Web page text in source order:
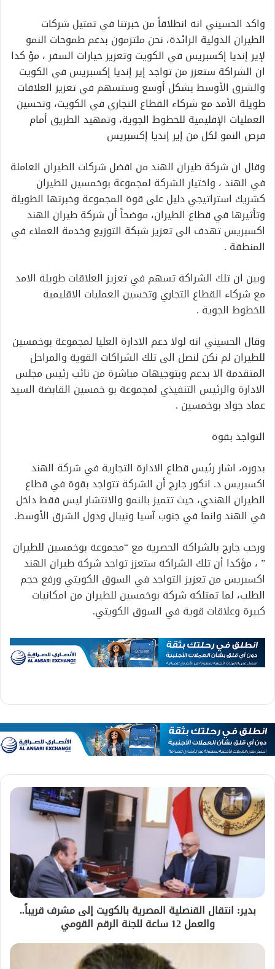
واكد الحسيني انه انطلاقاً من خبرتنا في تمثيل شركات
الطيران الدولية الرائدة، نحن ملتزمون بدعم طموحات النمو
لإير إنديا إكسبريس في الكويت وتعزيز خيارات السفر ، مؤ كدا
ان الشراكة ستعزز من تواجد إير إنديا إكسبريس في الكويت
والشرق الأوسط بشكل أوسع وستسهم في تعزيز العلاقات
طويلة الأمد مع شركاء القطاع التجاري في الكويت، وتحسين
العمليات الإقليمية للخطوط الجوية، وتمهيد الطريق أمام
فرص النمو لكل من إير إنديا إكسبريس
وقال ان شركة طيران الهند من افضل شركات الطيران العاملة
في الهند ، واختيار الشركة لمجموعة بوخمسين للطيران
كشريك استراتيجي دليل على قوة المجموعة وخبرتها الطويلة
وتأثيرها في قطاع الطيران، موضحاً أن شركة طيران الهند
اكسبريس تهدف الى تعزيز شبكة التوزيع وخدمة العملاء في
المنطقة .
وبين ان تلك الشراكة تسهم في تعزيز العلاقات طويلة الامد
مع شركاء القطاع التجاري وتحسين العمليات الاقليمية
للخطوط الجوية .
وقال الحسيني انه لولا دعم الادارة العليا لمجموعة بوخمسين
للطيران لم نكن لنصل الى تلك الشراكات القوية والمراحل
المتقدمة الا بدعم وبتوجيهات مباشرة من نائب رئيس مجلس
الادارة والرئيس التنفيذي لمجموعة بو خمسين القابضة السيد
عماد جواد بوخمسين .
التواجد بقوة
بدوره، اشار رئيس قطاع الادارة التجارية في شركة الهند
اكسبريس د. انكور جارج أن الشركة تتواجد بقوة في قطاع
الطيران الهندي، حيث تتميز بالنمو والانتشار ليس فقط داخل
في الهند وانما في جنوب آسيا ونيبال ودول الشرق الأوسط.
ورحب جارج بالشراكة الحصرية مع “مجموعة بوخمسين للطيران
” ، مؤكدا أن تلك الشراكة ستعزز تواجد شركة طيران الهند
اكسبريس من تعزيز التواجد في السوق الكويتي ورفع حجم
الطلب، لما تمتلكه شركة بوخمسين للطيران من امكانيات
كبيرة وعلاقات قوية في السوق الكويتي.
بدير: انتقال القنصلية المصرية بالكويت إلى مشرف قريباً..
والعمل 12 ساعة للجنة الرقم القومي